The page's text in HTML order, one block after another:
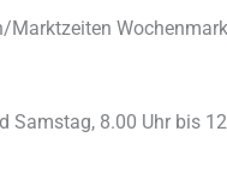
Marktzeiten
Samstag, 8.00 Uhr bis